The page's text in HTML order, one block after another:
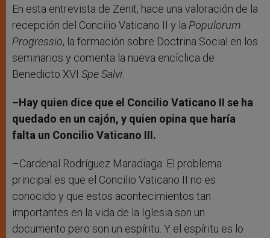
En esta entrevista de Zenit, hace una valoración de la
recepción del Concilio Vaticano II y la Populorum
Progressio, la formación sobre Doctrina Social en los
seminarios y comenta la nueva encíclica de
Benedicto XVI Spe Salvi.
–Hay quien dice que el Concilio Vaticano II se ha
quedado en un cajón, y quien opina que haría
falta un Concilio Vaticano III.
–Cardenal Rodríguez Maradiaga: El problema
principal es que el Concilio Vaticano II no es
conocido y que estos acontecimientos tan
importantes en la vida de la Iglesia son un
documento pero son un espíritu. Y el espíritu es lo